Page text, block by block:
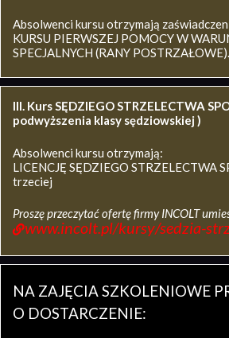
Absolwenci kursu otrzymają
KURSU PIERWSZEJ POMOCY W
SPECJALNYCH (RANY POSTRZAŁOWE).
III. Kurs SĘDZIEGO STRZELECTWA
podwyższenia klasy sędziowskiej )
Absolwenci kursu otrzymają:
LICENCJĘ SĘDZIEGO STRZELECTWA
trzeciej
Proszę przeczytać ofertę firmy INCOLT
www.incolt.pl/kursy/sedzia-
NA ZAJĘCIA SZKOLENIOWE
O DOSTARCZENIE: